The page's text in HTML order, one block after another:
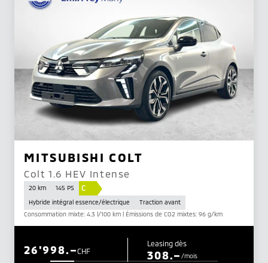
MITSUBISHI COLT
Colt 1.6 HEV Intense
20 km 145 PS C
Hybride intégral essence/électrique
Traction avant
Consommation mixte: 4.3 l/100 km | Émissions de CO2 mixtes: 96 g/km
CHF
26'998.– Leasing dès
308.–/mois